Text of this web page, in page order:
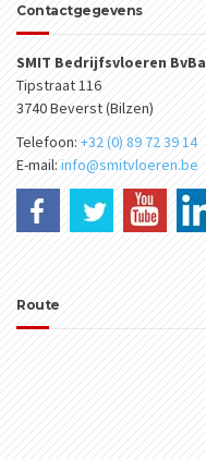
Contactgegevens
SMIT Bedrijfsvloeren BvBa
Tipstraat 116
3740 Beverst (Bilzen)
Telefoon: +32 (0) 89 72 39 14
E-mail: info@smitvloeren.be
Route